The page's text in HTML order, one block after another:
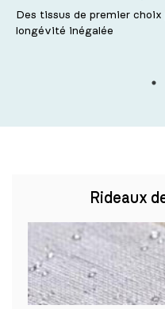
Des tissus de premier choix
longévité inégalée
Rideaux